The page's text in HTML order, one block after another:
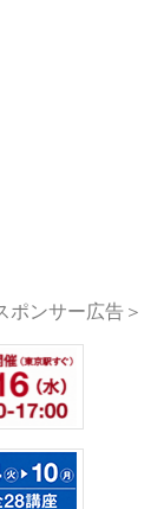
ポンサー広告＞